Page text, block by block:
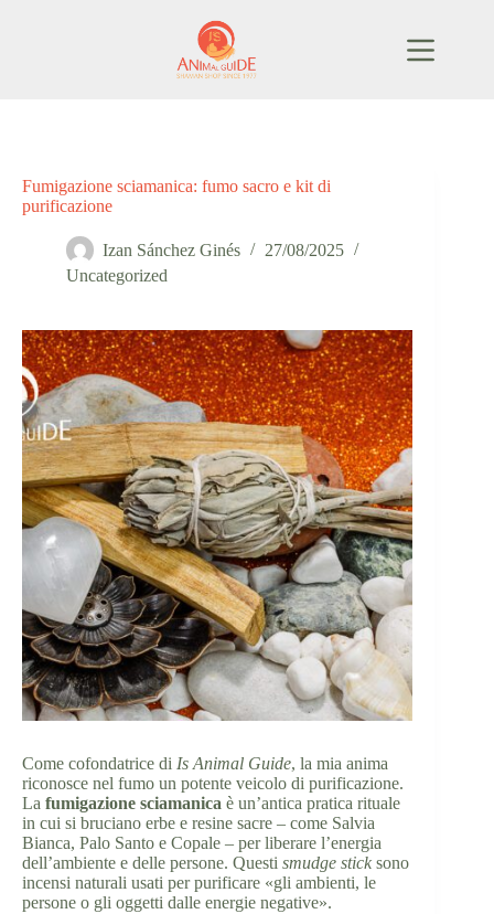
Fumigazione sciamanica: fumo sacro e kit di
purificazione
Izan Sánchez Ginés
27/08/2025
Uncategorized
Come cofondatrice di Is Animal Guide, la mia anima
riconosce nel fumo un potente veicolo di purificazione.
La fumigazione sciamanica è un’antica pratica rituale
in cui si bruciano erbe e resine sacre – come Salvia
Bianca, Palo Santo e Copale – per liberare l’energia
dell’ambiente e delle persone. Questi smudge stick sono
incensi naturali usati per purificare «gli ambienti, le
persone o gli oggetti dalle energie negative».